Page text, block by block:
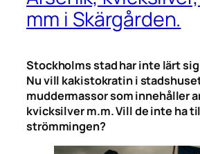
mm i Skärgården.
Stockholms stad har inte lärt
Nu vill kakistokratin i
muddermassor som innehåller
kvicksilver m.m. Vill de inte ha
strömmingen?